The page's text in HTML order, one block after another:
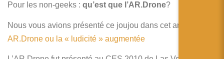
Pour les non-geeks : qu’est que l’AR.Drone?
Nous vous avions présenté ce joujou dans cet article :
AR.Drone ou la « ludicité » augmentée